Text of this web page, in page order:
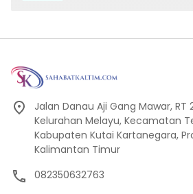
Jalan Danau Aji Gang Mawar, RT
Kelurahan Melayu, Kecamatan
Kabupaten Kutai Kartanegara,
Kalimantan Timur
082350632763